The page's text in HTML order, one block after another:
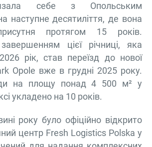
себе з Опольським
наступне десятиліття, де вона
протягом 15 років.
цієї річниці, яка
рік, став переїзд до нової
Opole вже в грудні 2025 року.
на площу понад 4 500 м² у
укладено на 10 років.
року було офіційно відкрито
центр Fresh Logistics Polska у